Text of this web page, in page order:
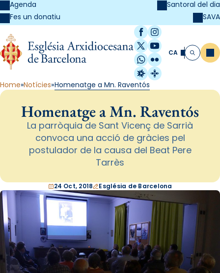
Agenda
Fes un donatiu
Santoral del dia
SAVA
Facebook
Instagram
X / Twitter
YouTube
WhatsApp
Flickr
Radio Estel
Catalunya
CA Cerca
Home Notícies Homenatge a Mn. Raventós
Homenatge a Mn. Raventós
La parròquia de Sant Vicenç de Sarrià
convoca una acció de gràcies pel
postulador de la causa del Beat Pere
Tarrès
24 Oct, 2018 Església de Barcelona